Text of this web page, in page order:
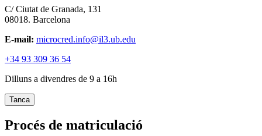
C/ Ciutat de Granada, 131
08018. Barcelona
E-mail: microcred.info@il3.ub.edu
+34 93 309 36 54
Dilluns a divendres de 9 a 16h
Tanca
Procés de matriculació